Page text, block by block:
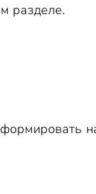
разделе.